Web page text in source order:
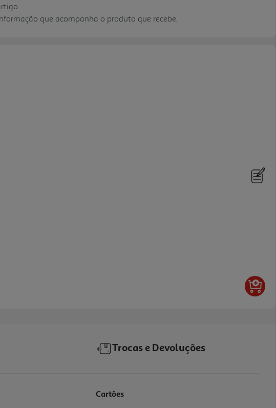
que acompanha o produto que recebe.
Trocas e Devoluções
Cartões